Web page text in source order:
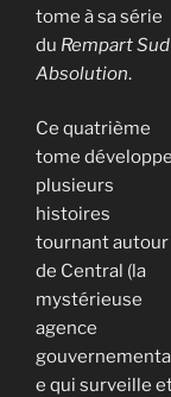
tome à sa série
du Rempart Sud
Absolution.
Ce quatrième
tome développe
plusieurs
histoires
tournant autour
de Central (la
mystérieuse
agence
e qui surveille